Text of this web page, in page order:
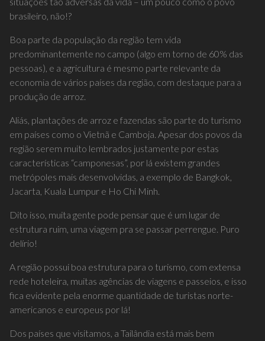
brasileiro, não!?
Boa parte da população da região tem vida
predominantemente no campo (algo em torno de 60% das
pessoas), e a agricultura é mesmo parte relevante da
economia de vários países da região, com destaque para a
produção de arroz.
Aliás, plantações de arroz e fazendas são parte do turismo
em países como o Vietnã e Camboja. Apesar dos povos da
região serem muito lembrados justamente por estas
características “camponesas”, por lá existem grandes
metrópoles mais desenvolvidas, a exemplo de Bangkok,
Jacarta, Kuala Lumpur e Ho Chi Minh.
Dito isso, muita gente pode pensar que é um lugar de
estrutura ruim, uma viagem pra se passar perrengue. Puro
delírio!
A região possui boa estrutura para o turismo, com extensa
rede hoteleira, muitas agências de viagens e passeios, e isso
fica evidente pela enorme quantidade de turistas norte-
americanos e europeus por lá!
Dos países que visitamos, a Tailândia está mais bem